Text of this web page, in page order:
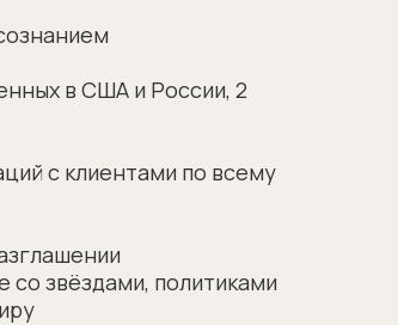
в США и России, 2
с клиентами по всему
звёздами, политиками